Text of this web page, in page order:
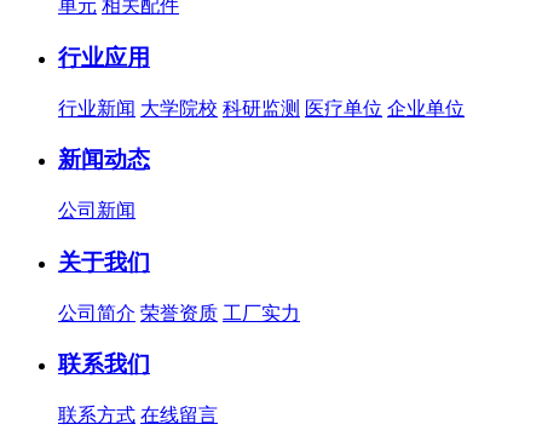
单元 相关配件
行业应用
行业新闻 大学院校 科研监测 医疗单位 企业单位
新闻动态
公司新闻
关于我们
公司简介 荣誉资质 工厂实力
联系我们
联系方式 在线留言